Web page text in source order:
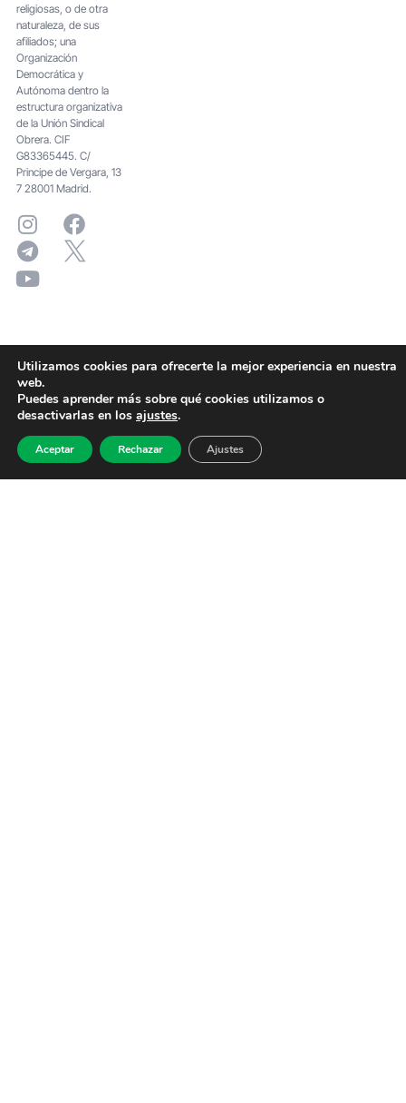
religiosas, o de otra
naturaleza, de sus
afiliados; una
Organización
Democrática y
Autónoma dentro la
estructura organizativa
de la Unión Sindical
Obrera. CIF
G83365445. C/
Principe de Vergara, 13
7 28001 Madrid.
Utilizamos cookies para ofrecerte la mejor experiencia en nuestra
web.
Puedes aprender más sobre qué cookies utilizamos o
desactivarlas en los ajustes.
Aceptar Rechazar Ajustes